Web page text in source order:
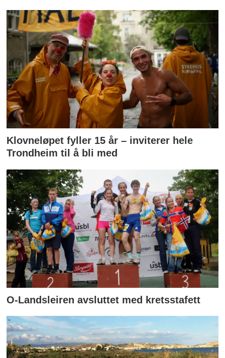
Klovneløpet fyller 15 år – inviterer hele
Trondheim til å bli med
O-Landsleiren avsluttet med kretsstafett